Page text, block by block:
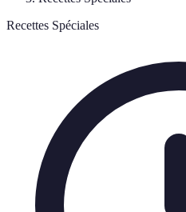
Recettes Spéciales